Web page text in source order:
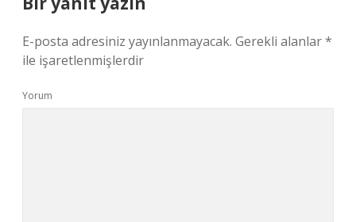
E-posta adresiniz yayınlanmayacak. Gerekli alanlar*
ile işaretlenmişlerdir
Yorum